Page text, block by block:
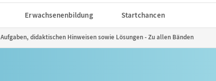
Erwachsenenbildung Startchancen
didaktischen Hinweisen sowie Lösungen - Zu allen Bänden